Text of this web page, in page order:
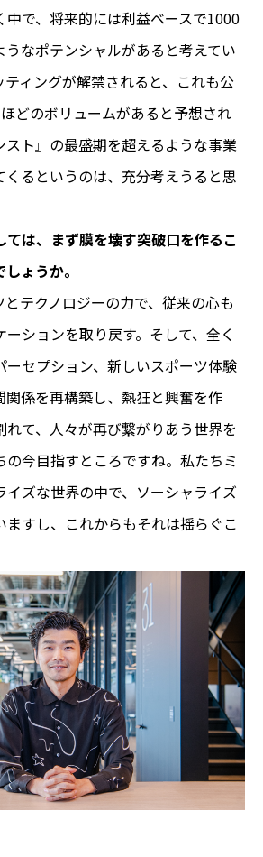
中で、将来的には利益ベースで1000
なポテンシャルがあると考えてい
ティングが解禁されると、これも公
どのボリュームがあると予想され
スト』の最盛期を超えるような事業
くるというのは、充分考えうると思
は、まず膜を壊す突破口を作るこ
ょうか。
テクノロジーの力で、従来の心も
ションを取り戻す。そして、全く
ーセプション、新しいスポーツ体験
関係を再構築し、熱狂と興奮を作
れて、人々が再び繋がりあう世界を
今目指すところですね。私たちミ
イズな世界の中で、ソーシャライズ
ますし、これからもそれは揺らぐこ